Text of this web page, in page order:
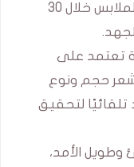
نتائج فورية وممتازة في غسيل الملابس خلال 30
تعتمد على
حجم ونوع
تلقائيًا لتحقيق
وطويل الأمد،